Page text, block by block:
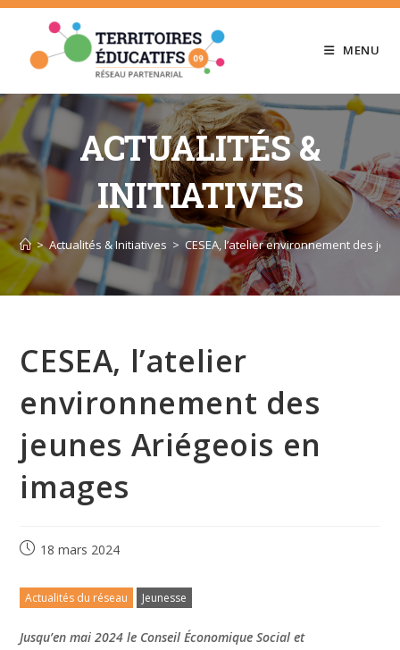
Skip
content
MENU
ACTUALITÉS &
INITIATIVES
> Actualités & Initiatives > CESEA, l’atelier environnement des
CESEA, l’atelier
environnement des
jeunes Ariégeois en
images
18 mars 2024
Actualités du réseau Jeunesse
Jusqu’en mai 2024 le Conseil Économique Social et